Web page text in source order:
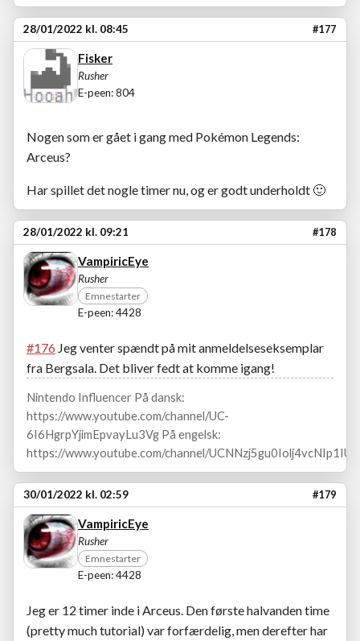
28/01/2022 kl. 08:45 #177
Fisker
Rusher
E-peen: 804
Nogen som er gået i gang med Pokémon Legends:
Arceus?
Har spillet det nogle timer nu, og er godt underholdt 🙂
28/01/2022 kl. 09:21 #178
VampiricEye
Rusher
Emnestarter
E-peen: 4428
#176 Jeg venter spændt på mit anmeldelseseksemplar
fra Bergsala. Det bliver fedt at komme igang!
Nintendo Influencer På dansk:
https://www.youtube.com/channel/UC-
6I6HgrpYjimEpvayLu3Vg På engelsk:
https://www.youtube.com/channel/UCNNzj5gu0Iolj4vcNIp1IUA
30/01/2022 kl. 02:59 #179
VampiricEye
Rusher
Emnestarter
E-peen: 4428
Jeg er 12 timer inde i Arceus. Den første halvanden time
(pretty much tutorial) var forfærdelig, men derefter har